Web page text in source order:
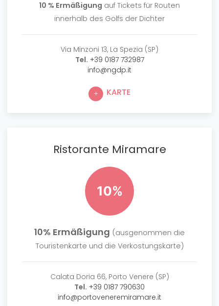
10 % Ermäßigung auf Tickets für Routen
innerhalb des Golfs der Dichter
Via Minzoni 13, La Spezia (SP)
Tel. +39 0187 732987
info@ngdp.it
KARTE
Ristorante Miramare
10%
10% Ermäßigung (ausgenommen die
Touristenkarte und die Verkostungskarte)
Calata Doria 66, Porto Venere (SP)
Tel. +39 0187 790630
info@portoveneremiramare.it